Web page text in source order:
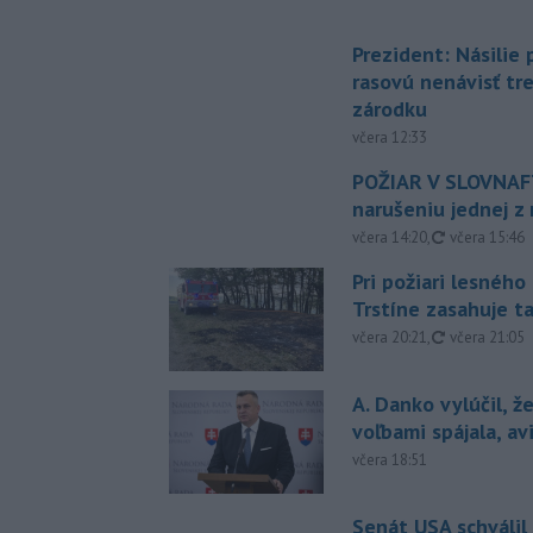
Prezident: Násilie
rasovú nenávisť
zárodku
včera 12:33
POŽIAR V
narušeniu jednej z
včera 14:20, včera 15:46
Pri požiari
Trstíne zasahuje
včera 20:21, včera 21:05
A. Danko vylúčil,
voľbami spájala,
včera 18:51
Senát USA